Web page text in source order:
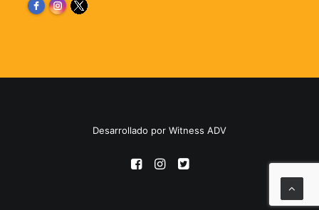
Desarrollado por Witness ADV